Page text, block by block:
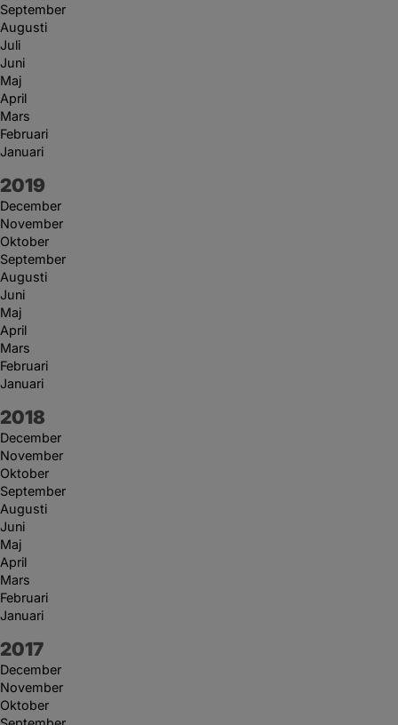
September
Augusti
Juli
Juni
Maj
April
Mars
Februari
Januari
År:
2019
December
November
Oktober
September
Augusti
Juni
Maj
April
Mars
Februari
Januari
År:
2018
December
November
Oktober
September
Augusti
Juni
Maj
April
Mars
Februari
Januari
År:
2017
December
November
Oktober